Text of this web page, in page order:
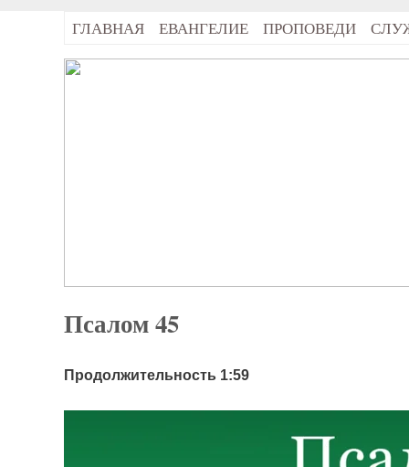
ГЛАВНАЯ ЕВАНГЕЛИЕ ПРОПОВЕДИ
Псалом 45
Продолжительность 1:59